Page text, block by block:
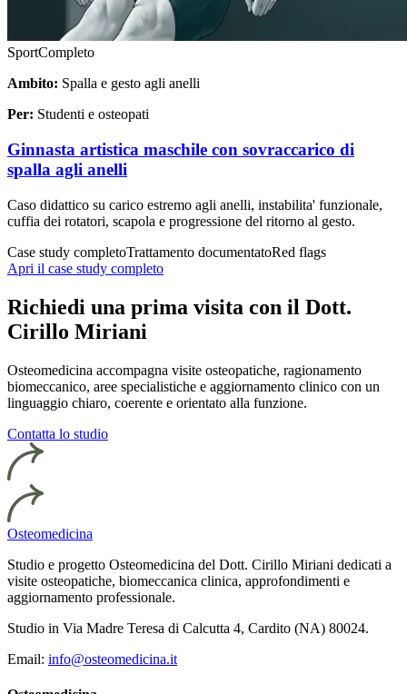
SportCompleto
Ambito: Spalla e gesto agli anelli
Per: Studenti e osteopati
Ginnasta artistica maschile con sovraccarico di
spalla agli anelli
Caso didattico su carico estremo agli anelli, instabilita' funzionale,
cuffia dei rotatori, scapola e progressione del ritorno al gesto.
Case study completoTrattamento documentatoRed flags
Apri il case study completo
Richiedi una prima visita con il Dott.
Cirillo Miriani
Osteomedicina accompagna visite osteopatiche, ragionamento
biomeccanico, aree specialistiche e aggiornamento clinico con un
linguaggio chiaro, coerente e orientato alla funzione.
Contatta lo studio
Osteomedicina
Studio e progetto Osteomedicina del Dott. Cirillo Miriani dedicati a
visite osteopatiche, biomeccanica clinica, approfondimenti e
aggiornamento professionale.
Studio in Via Madre Teresa di Calcutta 4, Cardito (NA) 80024.
Email: info@osteomedicina.it